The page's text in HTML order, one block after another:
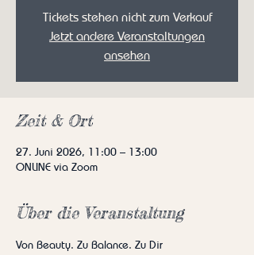
Tickets stehen nicht zum Verkauf
Jetzt andere Veranstaltungen
ansehen
Zeit & Ort
27. Juni 2026, 11:00 – 13:00
ONLINE via Zoom
Über die Veranstaltung
Von Beauty. Zu Balance. Zu Dir